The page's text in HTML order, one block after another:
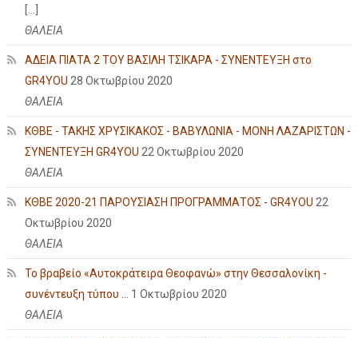
ΘΑΛΕΙΑ
ΑΔΕΙΑ ΠΙΑΤΑ 2 ΤΟΥ ΒΑΣΙΛΗ ΤΣΙΚΑΡΑ - ΣΥΝΕΝΤΕΥΞΗ στο
GR4YOU 28 Οκτωβρίου 2020
ΘΑΛΕΙΑ
ΚΘΒΕ - ΤΑΚΗΣ ΧΡΥΣΙΚΑΚΟΣ - ΒΑΒΥΛΩΝΙΑ - ΜΟΝΗ ΛΑΖΑΡΙΣΤΩΝ -
ΣΥΝΕΝΤΕΥΞΗ GR4YOU 22 Οκτωβρίου 2020
ΘΑΛΕΙΑ
ΚΘΒΕ 2020-21 ΠΑΡΟΥΣΙΑΣΗ ΠΡΟΓΡΑΜΜΑΤΟΣ - GR4YOU 22
Οκτωβρίου 2020
ΘΑΛΕΙΑ
Το βραβείο «Αυτοκράτειρα Θεοφανώ» στην Θεσσαλονίκη -
συνέντευξη τύπου ...
1 Οκτωβρίου 2020
ΘΑΛΕΙΑ